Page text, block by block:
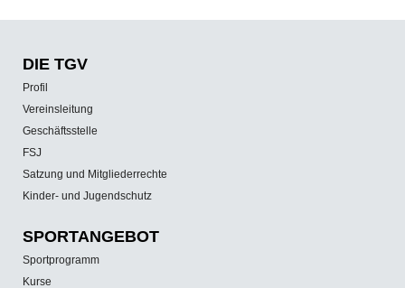
DIE TGV
Profil
Vereinsleitung
Geschäftsstelle
FSJ
Satzung und Mitgliederrechte
Kinder- und Jugendschutz
SPORT­ANGEBOT
Sportprogramm
Kurse